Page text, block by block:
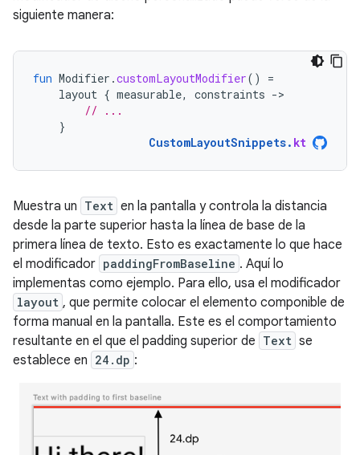
siguiente manera:
fun Modifier .customLayoutModifier()
=
layout { measurable, constraints -
// ...
}
CustomLayoutSnippets. kt
Muestra un Text en la pantalla y controla la distancia
desde la parte superior hasta la línea de base de la
primera línea de texto. Esto es exactamente lo que hace
el modificador paddingFromBaseline . Aquí lo
implementas como ejemplo. Para ello, usa el modificador
layout , que permite colocar el elemento componible de
forma manual en la pantalla. Este es el comportamiento
resultante en el que el padding superior de Text se
establece en 24.dp :